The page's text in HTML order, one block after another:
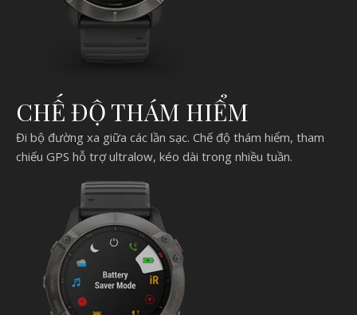
CHẾ ĐỘ THÁM HIỂM
Đi bộ đường xa giữa các lần sạc. Chế độ thám hiểm, tham
chiếu GPS hỗ trợ ultralow, kéo dài trong nhiều tuần.